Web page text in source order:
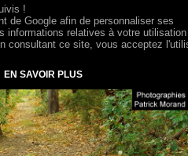
!
de Google afin de personnaliser ses
informations relatives à votre
consultant ce site, vous acceptez
EN SAVOIR PLUS